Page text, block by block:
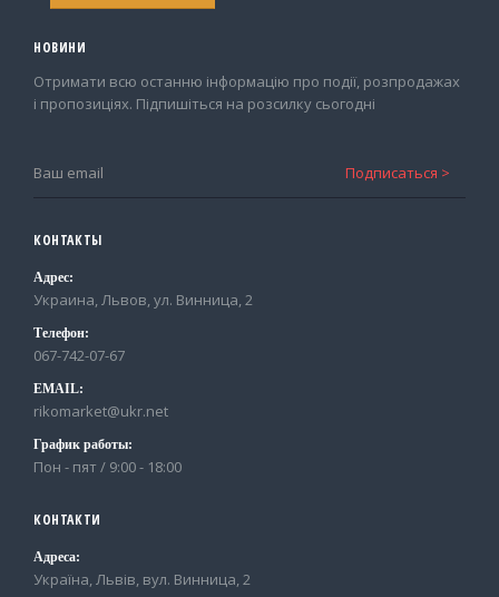
НОВИНИ
Отримати всю останню інформацію про події, розпродажах
і пропозиціях. Підпишіться на розсилку сьогодні
КОНТАКТЫ
Адрес:
Украина, Львов, ул. Винница, 2
Телефон:
067-742-07-67
EMAIL:
rikomarket@ukr.net
График работы:
Пон - пят / 9:00 - 18:00
КОНТАКТИ
Адреса:
Україна, Львів, вул. Винница, 2